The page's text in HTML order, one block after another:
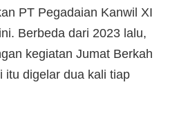
PT Pegadaian Kanwil XI
Berbeda dari 2023 lalu,
kegiatan Jumat Berkah
itu digelar dua kali tiap